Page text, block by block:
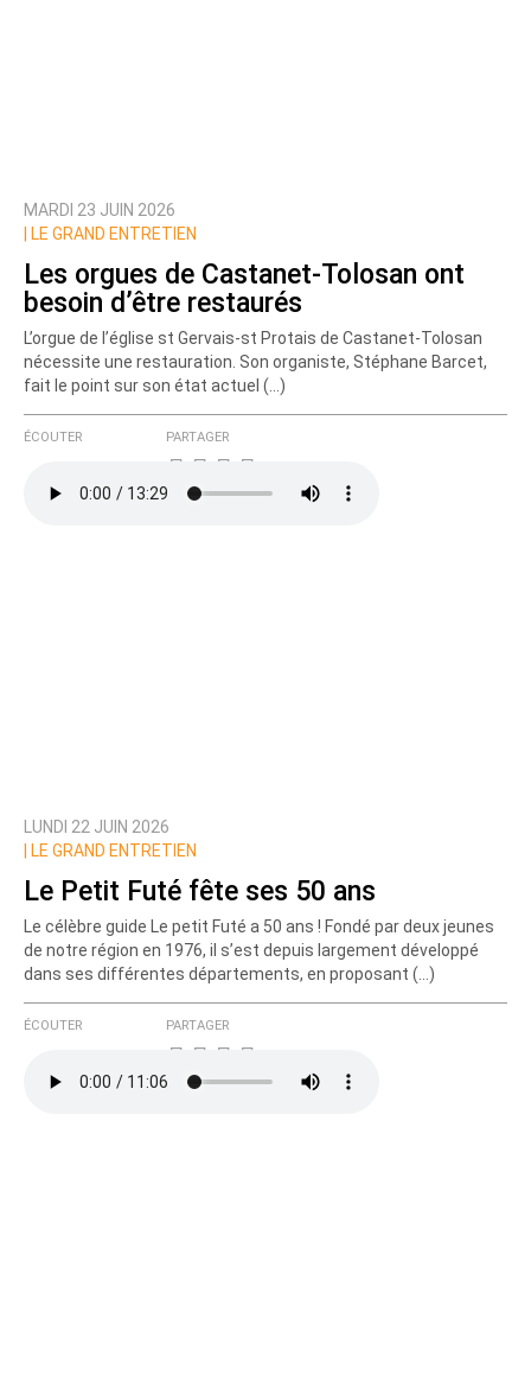
MARDI 23 JUIN 2026
LE GRAND ENTRETIEN
Les orgues de Castanet-Tolosan ont
besoin d’être restaurés
L’orgue de l’église st Gervais-st Protais de Castanet-Tolosan
nécessite une restauration. Son organiste, Stéphane Barcet,
fait le point sur son état actuel (…)
ÉCOUTER PARTAGER
LUNDI 22 JUIN 2026
LE GRAND ENTRETIEN
Le Petit Futé fête ses 50 ans
Le célèbre guide Le petit Futé a 50 ans ! Fondé par deux jeunes
de notre région en 1976, il s’est depuis largement développé
dans ses différentes départements, en proposant (…)
ÉCOUTER PARTAGER